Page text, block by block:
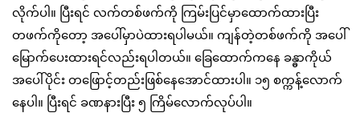
လိုက်ပါ။ ပြီးရင် လက်တစ်ဖက်ကို ကြမ်းပြင်မှာထောက်ထားပြီး
တဖက်ကိုတော့ အပေါ်မှာပဲထားရပါမယ်။ ကျန်တဲ့တစ်ဖက်ကို အပေါ်
မြောက်ပေးထားရင်လည်းရပါတယ်။ ခြေထောက်ကနေ ခန္ဓာကိုယ်
အပေါ်ပိုင်း တဖြောင့်တည်းဖြစ်နေအောင်ထားပါ။ ၁၅ စက္ကန့်လောက်
နေပါ။ ပြီးရင် ခဏနားပြီး ၅ ကြိမ်လောက်လုပ်ပါ။